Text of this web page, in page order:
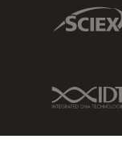
Sciex
IDT